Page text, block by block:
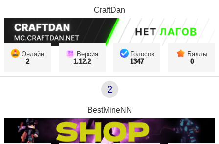
CraftDan
Онлайн
2
Версия
1.12.2
Голосов
1347
Баллы
0
2
BestMineNN